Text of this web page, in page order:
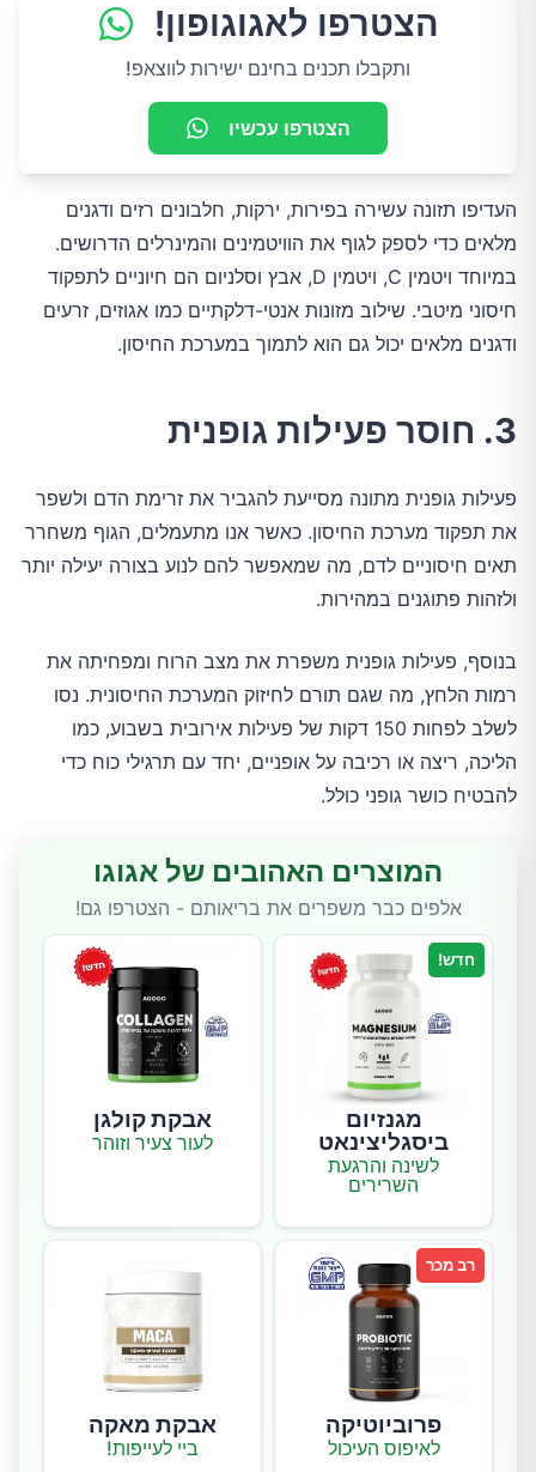
הצטרפו לאגוגופון!
ותקבלו תכנים בחינם ישירות לווצאפ!
הצטרפו עכשיו
העדיפו תזונה עשירה בפירות, ירקות, חלבונים רזים ודגנים
מלאים כדי לספק לגוף את הוויטמינים והמינרלים הדרושים.
במיוחד ויטמין C, ויטמין D, אבץ וסלניום הם חיוניים לתפקוד
חיסוני מיטבי. שילוב מזונות אנטי-דלקתיים כמו אגוזים, זרעים
ודגנים מלאים יכול גם הוא לתמוך במערכת החיסון.
3. חוסר פעילות גופנית
פעילות גופנית מתונה מסייעת להגביר את זרימת הדם ולשפר
את תפקוד מערכת החיסון. כאשר אנו מתעמלים, הגוף משחרר
תאים חיסוניים לדם, מה שמאפשר להם לנוע בצורה יעילה יותר
ולזהות פתוגנים במהירות.
בנוסף, פעילות גופנית משפרת את מצב הרוח ומפחיתה את
רמות הלחץ, מה שגם תורם לחיזוק המערכת החיסונית. נסו
לשלב לפחות 150 דקות של פעילות אירובית בשבוע, כמו
הליכה, ריצה או רכיבה על אופניים, יחד עם תרגילי כוח כדי
להבטיח כושר גופני כולל.
המוצרים האהובים של אגוגו
אלפים כבר משפרים את בריאותם - הצטרפו גם!
חדש!
מגנזיום
ביסגליצינאט
לשינה והרגעת
השרירים
אבקת קולגן
לעור צעיר וזוהר
רב מכר
פרוביוטיקה
לאיפוס העיכול
אבקת מאקה
ביי לעייפות!